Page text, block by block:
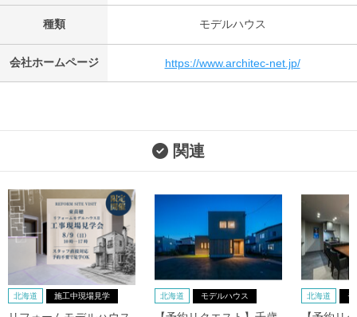
種類 モデルハウス
会社ホームページ https://www.architec-net.jp/
関連
北海道 施工中現場見学 北海道 モデルハウス 北海道 モ